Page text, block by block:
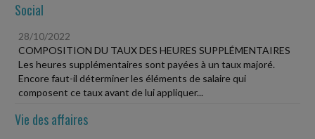
Social
28/10/2022
COMPOSITION DU TAUX DES HEURES SUPPLÉMENTAIRES
Les heures supplémentaires sont payées à un taux majoré.
Encore faut-il déterminer les éléments de salaire qui
composent ce taux avant de lui appliquer...
Vie des affaires